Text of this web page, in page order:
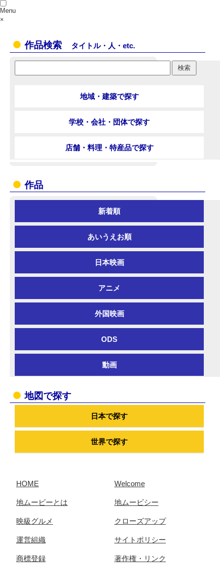
Menu
×
作品検索 タイトル・人・etc.
地域・建築で探す
学校・会社・団体で探す
店舗・料理・特産品で探す
作品
新着順
あいうえお順
日本映画
アニメ
外国映画
ODS
動画
地図で探す
日本で探す
世界で探す
HOME Welcome
地ムービーとは 地ムービシー
映級グルメ クローズアップ
運営組織 サイトポリシー
商標登録 著作権・リンク